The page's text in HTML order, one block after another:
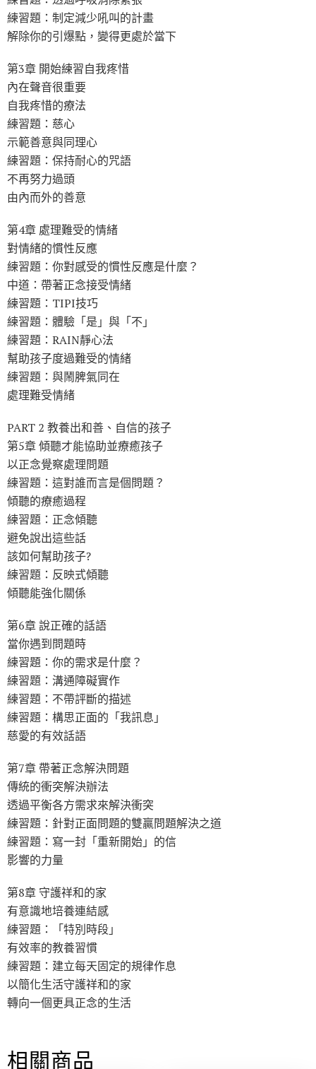
練習題：制定減少吼叫的計畫
解除你的引爆點，變得更處於當下
第3章 開始練習自我疼惜
內在聲音很重要
自我疼惜的療法
練習題：慈心
示範善意與同理心
練習題：保持耐心的咒語
不再努力過頭
由內而外的善意
第4章 處理難受的情緒
對情緒的慣性反應
練習題：你對感受的慣性反應是什麼？
中道：帶著正念接受情緒
練習題：TIPI技巧
練習題：體驗「是」與「不」
練習題：RAIN靜心法
幫助孩子度過難受的情緒
練習題：與鬧脾氣同在
處理難受情緒
PART 2 教養出和善、自信的孩子
第5章 傾聽才能協助並療癒孩子
以正念覺察處理問題
練習題：這對誰而言是個問題？
傾聽的療癒過程
練習題：正念傾聽
避免說出這些話
該如何幫助孩子?
練習題：反映式傾聽
傾聽能強化關係
第6章 說正確的話語
當你遇到問題時
練習題：你的需求是什麼？
練習題：溝通障礙實作
練習題：不帶評斷的描述
練習題：構思正面的「我訊息」
慈愛的有效話語
第7章 帶著正念解決問題
傳統的衝突解決辦法
透過平衡各方需求來解決衝突
練習題：針對正面問題的雙贏問題解決之道
練習題：寫一封「重新開始」的信
影響的力量
第8章 守護祥和的家
有意識地培養連結感
練習題：「特別時段」
有效率的教養習慣
練習題：建立每天固定的規律作息
以簡化生活守護祥和的家
轉向一個更具正念的生活
相關商品